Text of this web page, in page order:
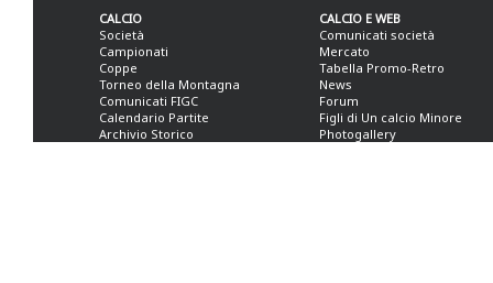
CALCIO
Società
Campionati
Coppe
Torneo della Montagna
Comunicati FIGC
Calendario Partite
Archivio Storico
CALCIO E WEB
Comunicati società
Mercato
Tabella Promo-Retro
News
Forum
Figli di Un calcio Minore
Photogallery